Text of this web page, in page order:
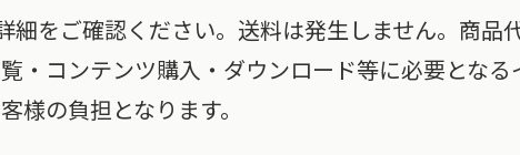
細をご確認ください。送料は発生しません。商品
・コンテンツ購入・ダウンロード等に必要とな
様の負担となります。